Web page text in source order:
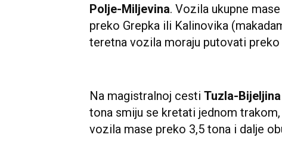
Polje-Miljevina. Vozila ukupne
preko Grepka ili Kalinovika
teretna vozila moraju putovati
Na magistralnoj cesti Tuzla-Bijeljina
tona smiju se kretati jednom
vozila mase preko 3,5 tona i dalje